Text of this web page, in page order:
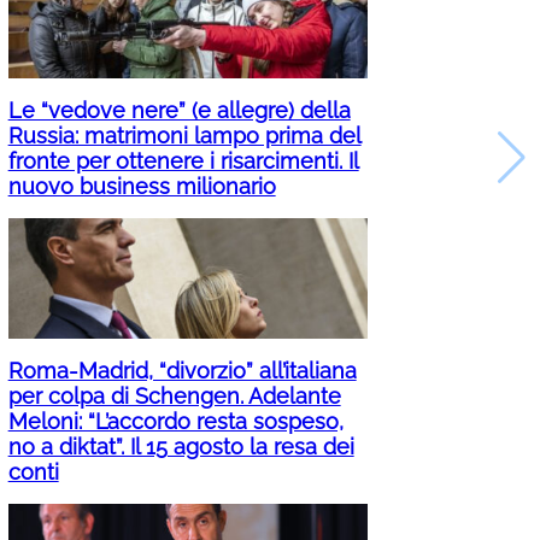
Le “vedove nere” (e allegre) della
Russia: matrimoni lampo prima del
fronte per ottenere i risarcimenti. Il
nuovo business milionario
Roma-Madrid, “divorzio” all’italiana
per colpa di Schengen. Adelante
Meloni: “L’accordo resta sospeso,
no a diktat”. Il 15 agosto la resa dei
conti